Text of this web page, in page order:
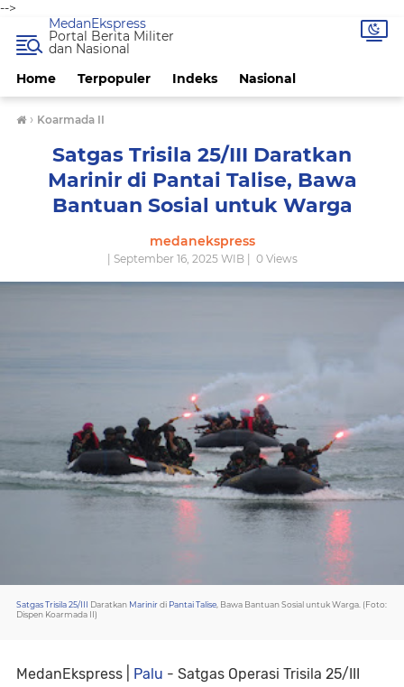
-->
Home Terpopuler Indeks Nasional
MedanEkspress
Portal Berita Militer
dan Nasional
› Koarmada II
Satgas Trisila 25/III Daratkan
Marinir di Pantai Talise, Bawa
Bantuan Sosial untuk Warga
medanekspress
| September 16, 2025 WIB | 0Views
Satgas Trisila 25/III Daratkan Marinirdi Pantai Talise , Bawa Bantuan Sosial untuk Warga. (Foto:
Dispen Koarmada II)
MedanEkspress | Palu - Satgas Operasi Trisila 25/III